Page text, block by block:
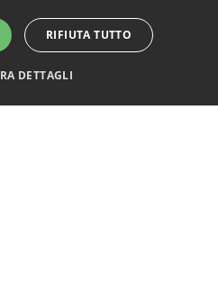
RIFIUTA TUTTO
DETTAGLI